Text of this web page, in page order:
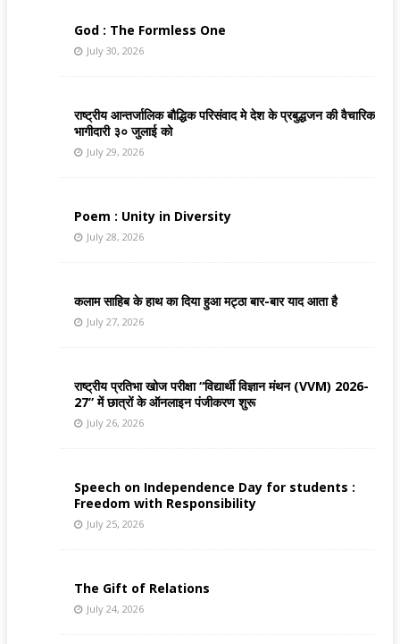
God : The Formless One
July 30, 2026
राष्ट्रीय आन्तर्जालिक बौद्धिक परिसंवाद मे देश के प्रबुद्धजन की वैचारिक
भागीदारी ३० जुलाई को
July 29, 2026
Poem : Unity in Diversity
July 28, 2026
कलाम साहिब के हाथ का दिया हुआ मट्ठा बार-बार याद आता है
July 27, 2026
राष्ट्रीय प्रतिभा खोज परीक्षा “विद्यार्थी विज्ञान मंथन (VVM) 2026-
27” में छात्रों के ऑनलाइन पंजीकरण शुरू
July 26, 2026
Speech on Independence Day for students :
Freedom with Responsibility
July 25, 2026
The Gift of Relations
July 24, 2026